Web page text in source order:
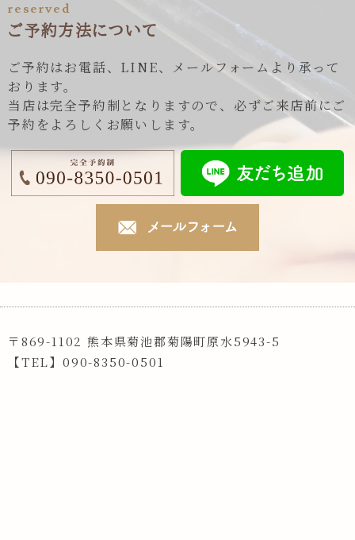
reserved
ご予約方法について
ご予約はお電話、LINE、メールフォームより承って
おります。
当店は完全予約制となりますので、必ずご来店前にご
予約をよろしくお願いします。
〒869-1102 熊本県菊池郡菊陽町原水5943-5
【TEL】090-8350-0501